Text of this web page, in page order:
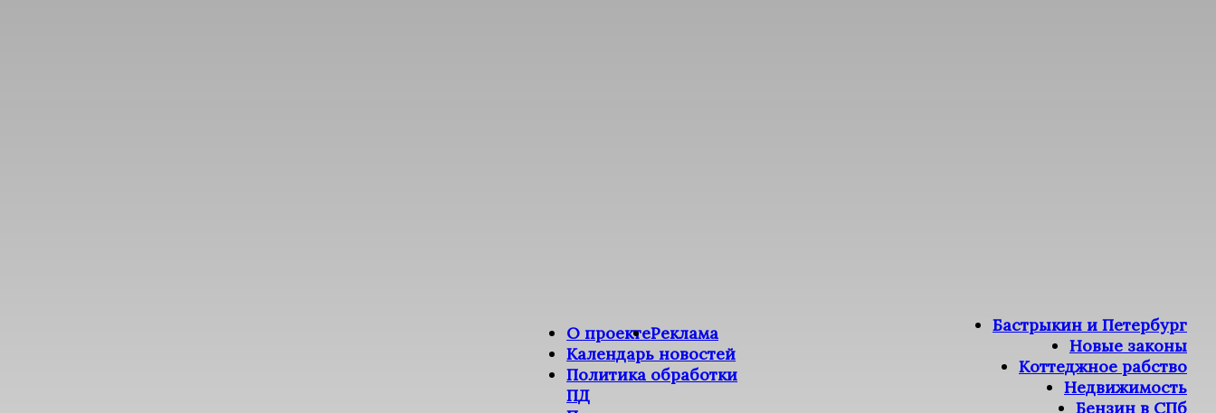
О проектеРеклама
Календарь новостей
Политика обработки
ПД
Бастрыкин и Петербург
Новые законы
Коттеджное рабство
Недвижимость
Бензин в СПб